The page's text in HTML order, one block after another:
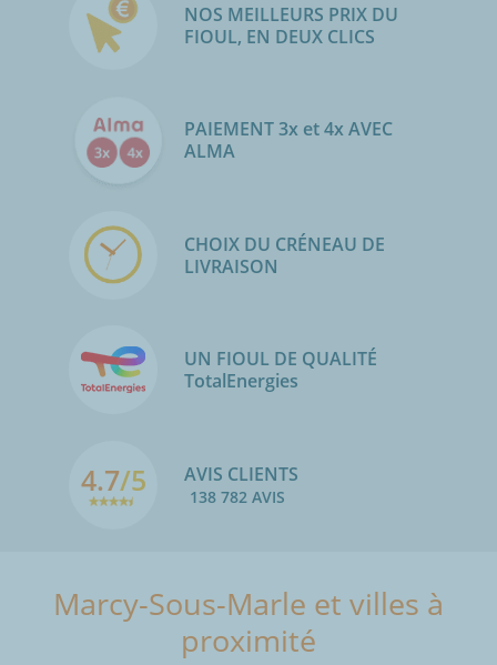
NOS MEILLEURS PRIX DU
FIOUL, EN DEUX CLICS
PAIEMENT 3x et 4x AVEC
ALMA
CHOIX DU CRÉNEAU DE
LIVRAISON
UN FIOUL DE QUALITÉ
TotalEnergies
4.7/5 AVIS CLIENTS
138 782 AVIS
Marcy-Sous-Marle et villes à
proximité